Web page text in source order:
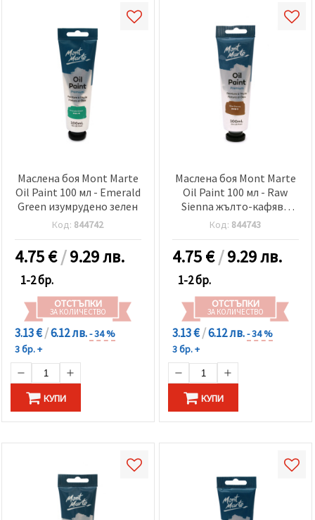
Маслена боя Mont Marte
Oil Paint 100 мл - Emerald
Green изумрудено зелен
Код: 844742
4.75€/9.29 лв.
1-2 бр.
ОТСТЪПКИ
ЗА КОЛИЧЕСТВО
3.13 €/6.12 лв.- 34 %
3 бр. +
КУПИ
Маслена боя Mont Marte
Oil Paint 100 мл - Raw
Sienna жълто-кафява
сиена
Код: 844743
4.75€/9.29 лв.
1-2 бр.
ОТСТЪПКИ
ЗА КОЛИЧЕСТВО
3.13 €/6.12 лв.- 34 %
3 бр. +
КУПИ